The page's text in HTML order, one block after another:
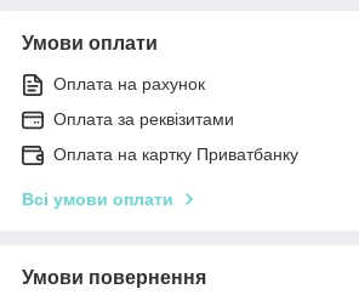
Умови оплати
Оплата на рахунок
Оплата за реквізитами
Оплата на картку Приватбанку
Всі умови оплати
Умови повернення